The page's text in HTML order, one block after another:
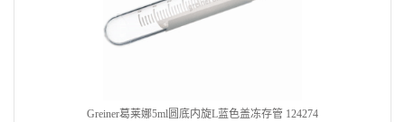
Greiner葛莱娜5ml圆底内旋L蓝色盖冻存管 124274